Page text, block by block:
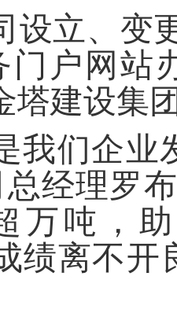
设立、变
门户网站
塔建设集
我们企业
经理罗
万吨，
绩离不开